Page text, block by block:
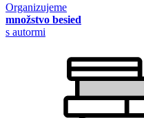
Organizujeme
množstvo besied
s autormi